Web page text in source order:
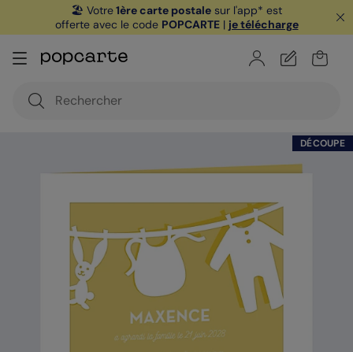
🏖️ Votre1ère carte postale sur l'app* est
offerte avec le code POPCARTE| je télécharge
DÉCOUPE